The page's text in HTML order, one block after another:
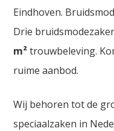
Eindhoven.
Drie
m²trouwbeleving.
ruime aanbod.
Wij behoren tot de
speciaalzaken in